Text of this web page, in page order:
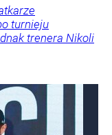
turnieju
trenera Nikoli